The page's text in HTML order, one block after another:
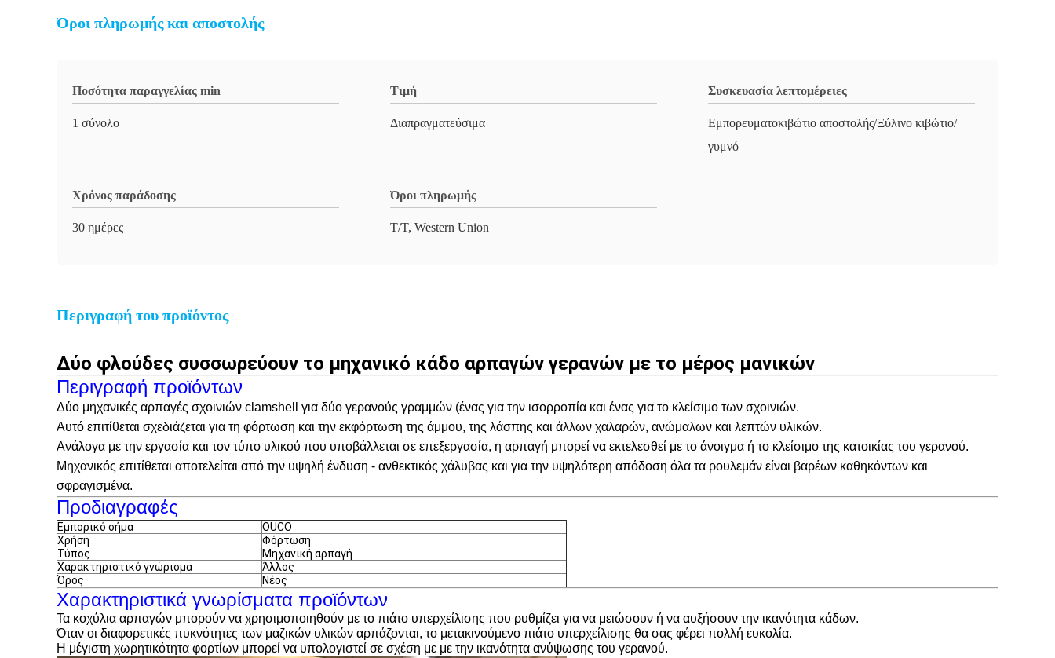
Όροι πληρωμής και αποστολής
Ποσότητα παραγγελίας min
1 σύνολο
Τιμή
Διαπραγματεύσιμα
Συσκευασία λεπτομέρειες
Εμπορευματοκιβώτιο αποστολής/Ξύλινο κιβώτιο/
γυμνό
Χρόνος παράδοσης
30 ημέρες
Όροι πληρωμής
T/T, Western Union
Περιγραφή του προϊόντος
Δύο φλούδες συσσωρεύουν το μηχανικό κάδο αρπαγών γερανών με το μέρος μανικών
Περιγραφή προϊόντων
Δύο μηχανικές αρπαγές σχοινιών clamshell για δύο γερανούς γραμμών (ένας για την ισορροπία και ένας για το κλείσιμο των σχοινιών.
Αυτό επιτίθεται σχεδιάζεται για τη φόρτωση και την εκφόρτωση της άμμου, της λάσπης και άλλων χαλαρών, ανώμαλων και λεπτών υλικών.
Ανάλογα με την εργασία και τον τύπο υλικού που υποβάλλεται σε επεξεργασία, η αρπαγή μπορεί να εκτελεσθεί με το άνοιγμα ή το κλείσιμο της κατοικίας του γερανού.
Μηχανικός επιτίθεται αποτελείται από την υψηλή ένδυση - ανθεκτικός χάλυβας και για την υψηλότερη απόδοση όλα τα ρουλεμάν είναι βαρέων καθηκόντων και
σφραγισμένα.
Προδιαγραφές
Εμπορικό σήμα
OUCO
Χρήση
Φόρτωση
Τύπος
Μηχανική αρπαγή
Χαρακτηριστικό γνώρισμα
Άλλος
Όρος
Νέος
Χαρακτηριστικά γνωρίσματα προϊόντων
Τα κοχύλια αρπαγών μπορούν να χρησιμοποιηθούν με το πιάτο υπερχείλισης που ρυθμίζει για να μειώσουν ή να αυξήσουν την ικανότητα κάδων.
Όταν οι διαφορετικές πυκνότητες των μαζικών υλικών αρπάζονται, το μετακινούμενο πιάτο υπερχείλισης θα σας φέρει πολλή ευκολία.
Η μέγιστη χωρητικότητα φορτίων μπορεί να υπολογιστεί σε σχέση με με την ικανότητα ανύψωσης του γερανού.